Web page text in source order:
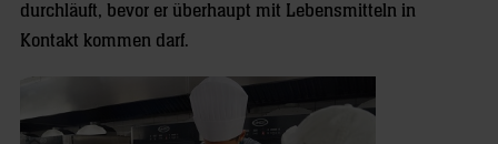
durchläuft, bevor er überhaupt mit Lebensmitteln in
Kontakt kommen darf.